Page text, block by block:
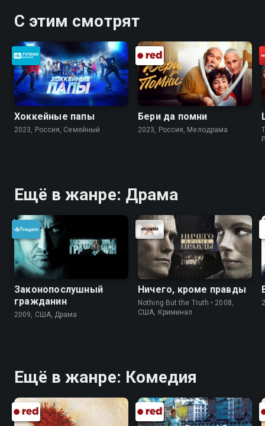
С этим смотрят
Хоккейные папы
2023, Россия, Cемейный
Бери да помни
2023, Россия, Мелодрама
Ещё в жанре: Драма
Законопослушный
гражданин
2009, США, Драма
Ничего, кроме правды
Nothing But the Truth • 2008,
США, Криминал
Ещё в жанре: Комедия